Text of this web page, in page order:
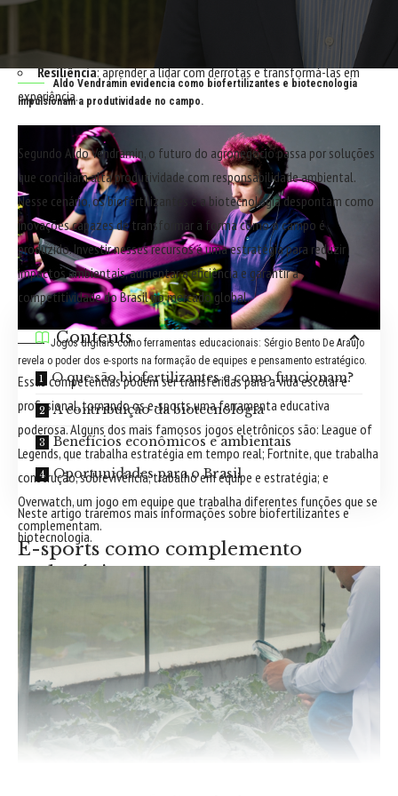
: os jogadores precisam se organizar e alinhar
Resiliência: aprender a lidar com derrotas e transformá-las em
experiência.
Jogos digitais como ferramentas educacionais: Sérgio Bento De Araújo
revela o poder dos e-sports na formação de equipes e pensamento estratégico.
Essas competências podem ser transferidas para a vida escolar e
profissional, tornando os e-sports uma ferramenta educativa
poderosa. Alguns dos mais famosos jogos eletrônicos são: League of
Legends, que trabalha estratégia em tempo real; Fortnite, que trabalha
construção, sobrevivência, trabalho em equipe e estratégia; e
Overwatch, um jogo em equipe que trabalha diferentes funções que se
complementam.
E-sports como complemento
pedagógico
Em algumas escolas, os jogos digitais já são utilizados como
complemento pedagógico. Projetos que integram os e-sports ao
currículo ajudam a engajar estudantes, especialmente aqueles que
têm dificuldades em se motivar com métodos tradicionais. Segundo o
empresário especialista em educação Sergio Bento de Araujo, os e-
sports podem aproximar a escola do universo dos jovens,
Aldo Vendramin evidencia como biofertilizantes e biotecnologia
impulsionam a produtividade no campo.
Segundo Aldo Vendramin, o futuro do agronegócio passa por soluções
que conciliam alta produtividade com responsabilidade ambiental.
Nesse cenário, os biofertilizantes e a biotecnologia despontam como
inovações capazes de transformar a forma como o campo é
produzido. Investir nesses recursos é uma estratégia para reduzir
impactos ambientais, aumentar a eficiência e garantir a
competitividade do Brasil no mercado global.
Contents
O que são biofertilizantes e como funcionam?
A contribuição da biotecnologia
Benefícios econômicos e ambientais
Oportunidades para o Brasil
Neste artigo traremos mais informações sobre biofertilizantes e
biotecnologia.